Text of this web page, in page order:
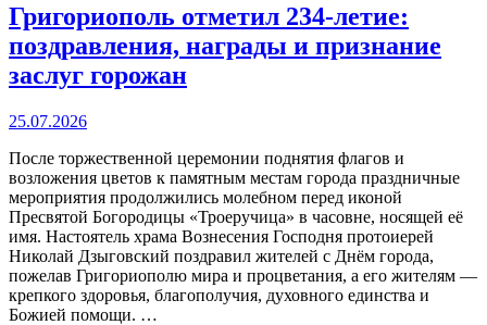
Григориополь отметил 234-летие:
поздравления, награды и признание
заслуг горожан
25.07.2026
После торжественной церемонии поднятия флагов и
возложения цветов к памятным местам города праздничные
мероприятия продолжились молебном перед иконой
Пресвятой Богородицы «Троеручица» в часовне, носящей её
имя. Настоятель храма Вознесения Господня протоиерей
Николай Дзыговский поздравил жителей с Днём города,
пожелав Григориополю мира и процветания, а его жителям —
крепкого здоровья, благополучия, духовного единства и
Божией помощи. …